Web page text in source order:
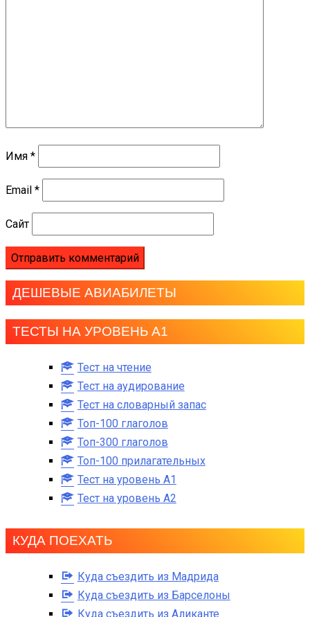
Имя *
Email *
Сайт
ДЕШЕВЫЕ АВИАБИЛЕТЫ
ТЕСТЫ НА УРОВЕНЬ А1
Тест на чтение
Тест на аудирование
Тест на словарный запас
Топ-100 глаголов
Топ-300 глаголов
Топ-100 прилагательных
Тест на уровень A1
Тест на уровень A2
КУДА ПОЕХАТЬ
Куда съездить из Мадрида
Куда съездить из Барселоны
Куда съездить из Аликанте